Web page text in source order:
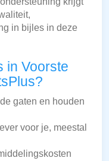
in bijles in deze
in Voorste
gaten en houden
voor je, meestal